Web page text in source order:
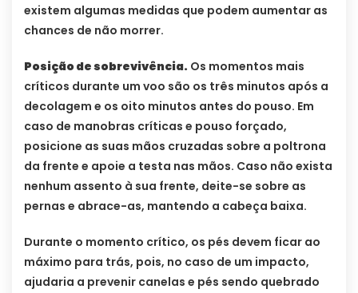
existem algumas medidas que podem aumentar as
chances de não morrer.
Posição de sobrevivência. Os momentos mais
críticos durante um voo são os três minutos após a
decolagem e os oito minutos antes do pouso. Em
caso de manobras críticas e pouso forçado,
posicione as suas mãos cruzadas sobre a poltrona
da frente e apoie a testa nas mãos. Caso não exista
nenhum assento à sua frente, deite-se sobre as
pernas e abrace-as, mantendo a cabeça baixa.
Durante o momento crítico, os pés devem ficar ao
máximo para trás, pois, no caso de um impacto,
ajudaria a prevenir canelas e pés sendo quebrado